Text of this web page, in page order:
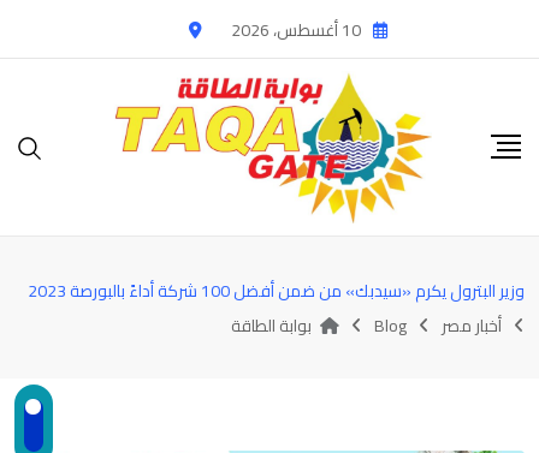
to
10 أغسطس، 2026
وزير البترول يكرم «سيدبك» من ضمن أفضل 100 شركة أداءً بالبورصة 2023
أخبار مصر
Blog بوابة الطاقة